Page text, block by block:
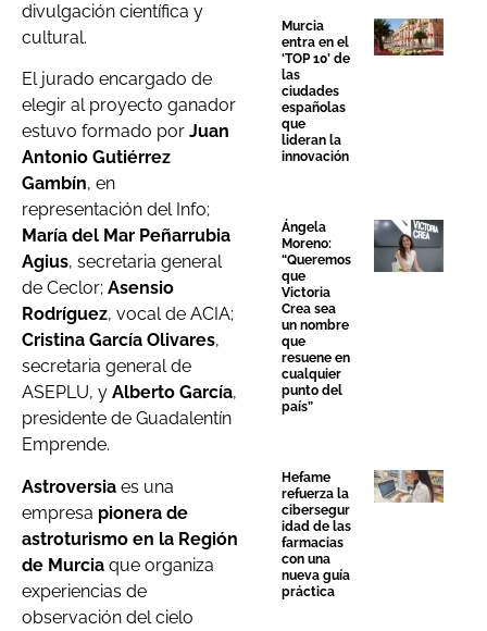
divulgación científica y
cultural.
El jurado encargado de
elegir al proyecto ganador
estuvo formado por Juan
Antonio Gutiérrez
Gambín, en
representación del Info;
María del Mar Peñarrubia
Agius, secretaria general
de Ceclor; Asensio
Rodríguez, vocal de ACIA;
Cristina García Olivares,
secretaria general de
ASEPLU, y Alberto García,
presidente de Guadalentín
Emprende.
Astroversia es una
empresa pionera de
astroturismo en la Región
de Murcia que organiza
experiencias de
observación del cielo
Murcia
entra en el
‘TOP 10’ de
las
ciudades
españolas
que
lideran la
innovación
Ángela
Moreno:
“Queremos
que
Victoria
Crea sea
un nombre
que
resuene en
cualquier
punto del
país”
Hefame
refuerza la
cibersegur
idad de las
farmacias
con una
nueva guía
práctica